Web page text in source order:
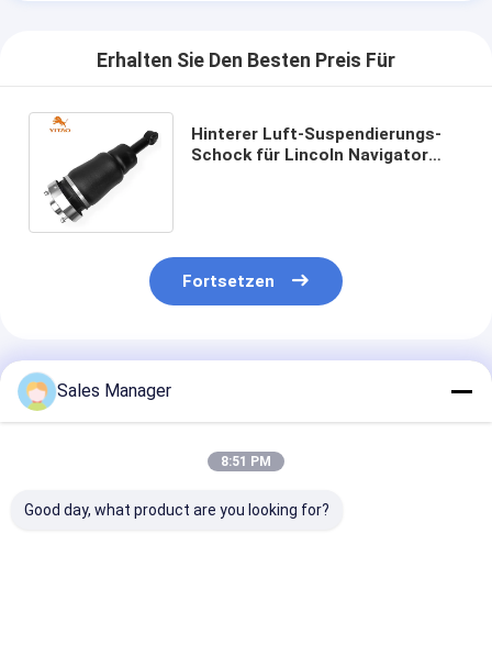
Erhalten Sie Den Besten Preis Für
Hinterer Luft-Suspendierungs-
Schock für Lincoln Navigator
Fortsetzen
Empfohlene Produkte
Sales Manager
8:51 PM
Good day, what product are you looking for?